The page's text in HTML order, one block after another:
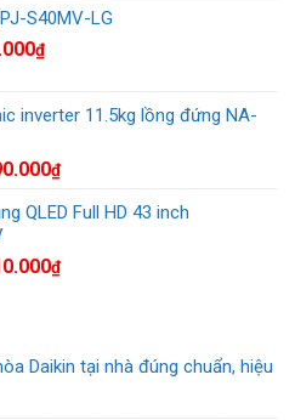
là:
250.000₫.
S40MV-LG
₫Giá
là:
inverter 11.5kg lồng đứng NA-
₫Giá
tại
8.890.000₫.
QLED Full HD 43 inch
₫Giá
6.410.000₫.
Daikin tại nhà đúng chuẩn, hiệu